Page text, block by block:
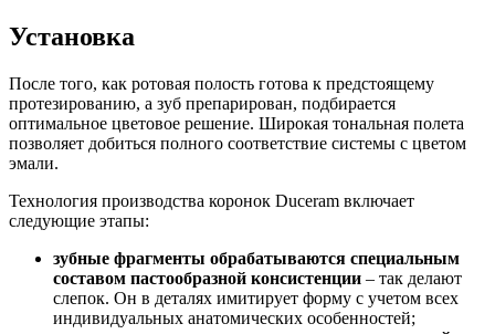
Установка
После того, как ротовая полость готова к предстоящему
протезированию, а зуб препарирован, подбирается
оптимальное цветовое решение. Широкая тональная полета
позволяет добиться полного соответствие системы с цветом
эмали.
Технология производства коронок Duceram включает
следующие этапы:
зубные фрагменты обрабатываются специальным
составом пастообразной консистенции – так делают
слепок. Он в деталях имитирует форму с учетом всех
индивидуальных анатомических особенностей;